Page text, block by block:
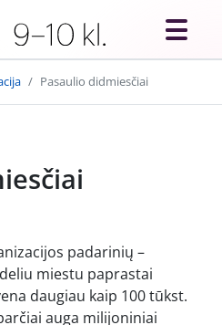
Pasaulio didmiesčiai
padarinių –
miestu paprastai
daugiau kaip 100 tūkst.
auga milijoniniai